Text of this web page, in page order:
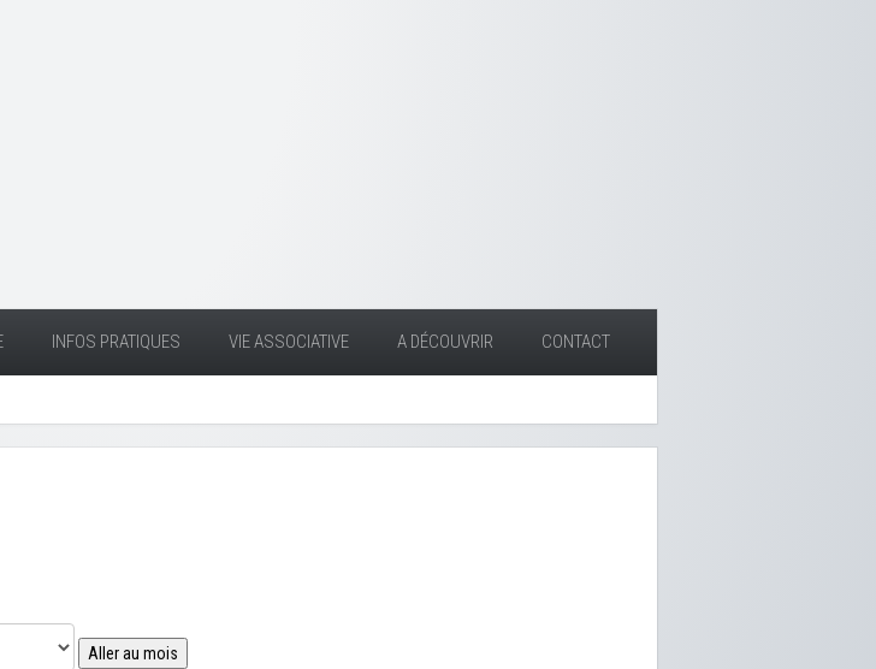
INFOS PRATIQUES VIE ASSOCIATIVE A DÉCOUVRIR CONTACT
Aller au mois